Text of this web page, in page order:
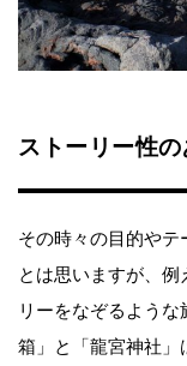
ストーリー性
その時々の目的や
とは思いますが、
リーをなぞるよう
箱」と「龍宮神社」